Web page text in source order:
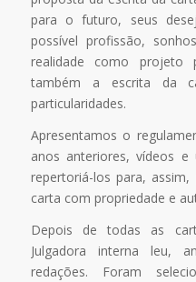
para o futuro, seus
possível profissão,
realidade como projeto
também a escrita da
particularidades.
Apresentamos o
anos anteriores, vídeos
repertoriá-los para,
carta com propriedade e
Depois de todas as
Julgadora interna leu,
redações. Foram